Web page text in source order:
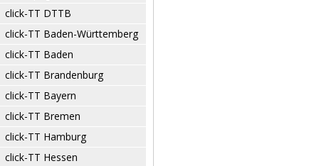
click-TT DTTB
click-TT Baden-Württemberg
click-TT Baden
click-TT Brandenburg
click-TT Bayern
click-TT Bremen
click-TT Hamburg
click-TT Hessen